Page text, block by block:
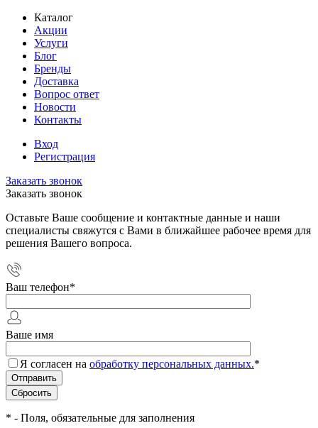
Каталог
Акции
Услуги
Блог
Бренды
Доставка
Вопрос ответ
Новости
Контакты
Вход
Регистрация
Заказать звонок
Заказать звонок
Оставьте Ваше сообщение и контактные данные и наши
специалисты свяжутся с Вами в ближайшее рабочее время для
решения Вашего вопроса.
Ваш телефон*
Ваше имя
Я согласен на обработку персональных данных.*
* - Поля, обязательные для заполнения